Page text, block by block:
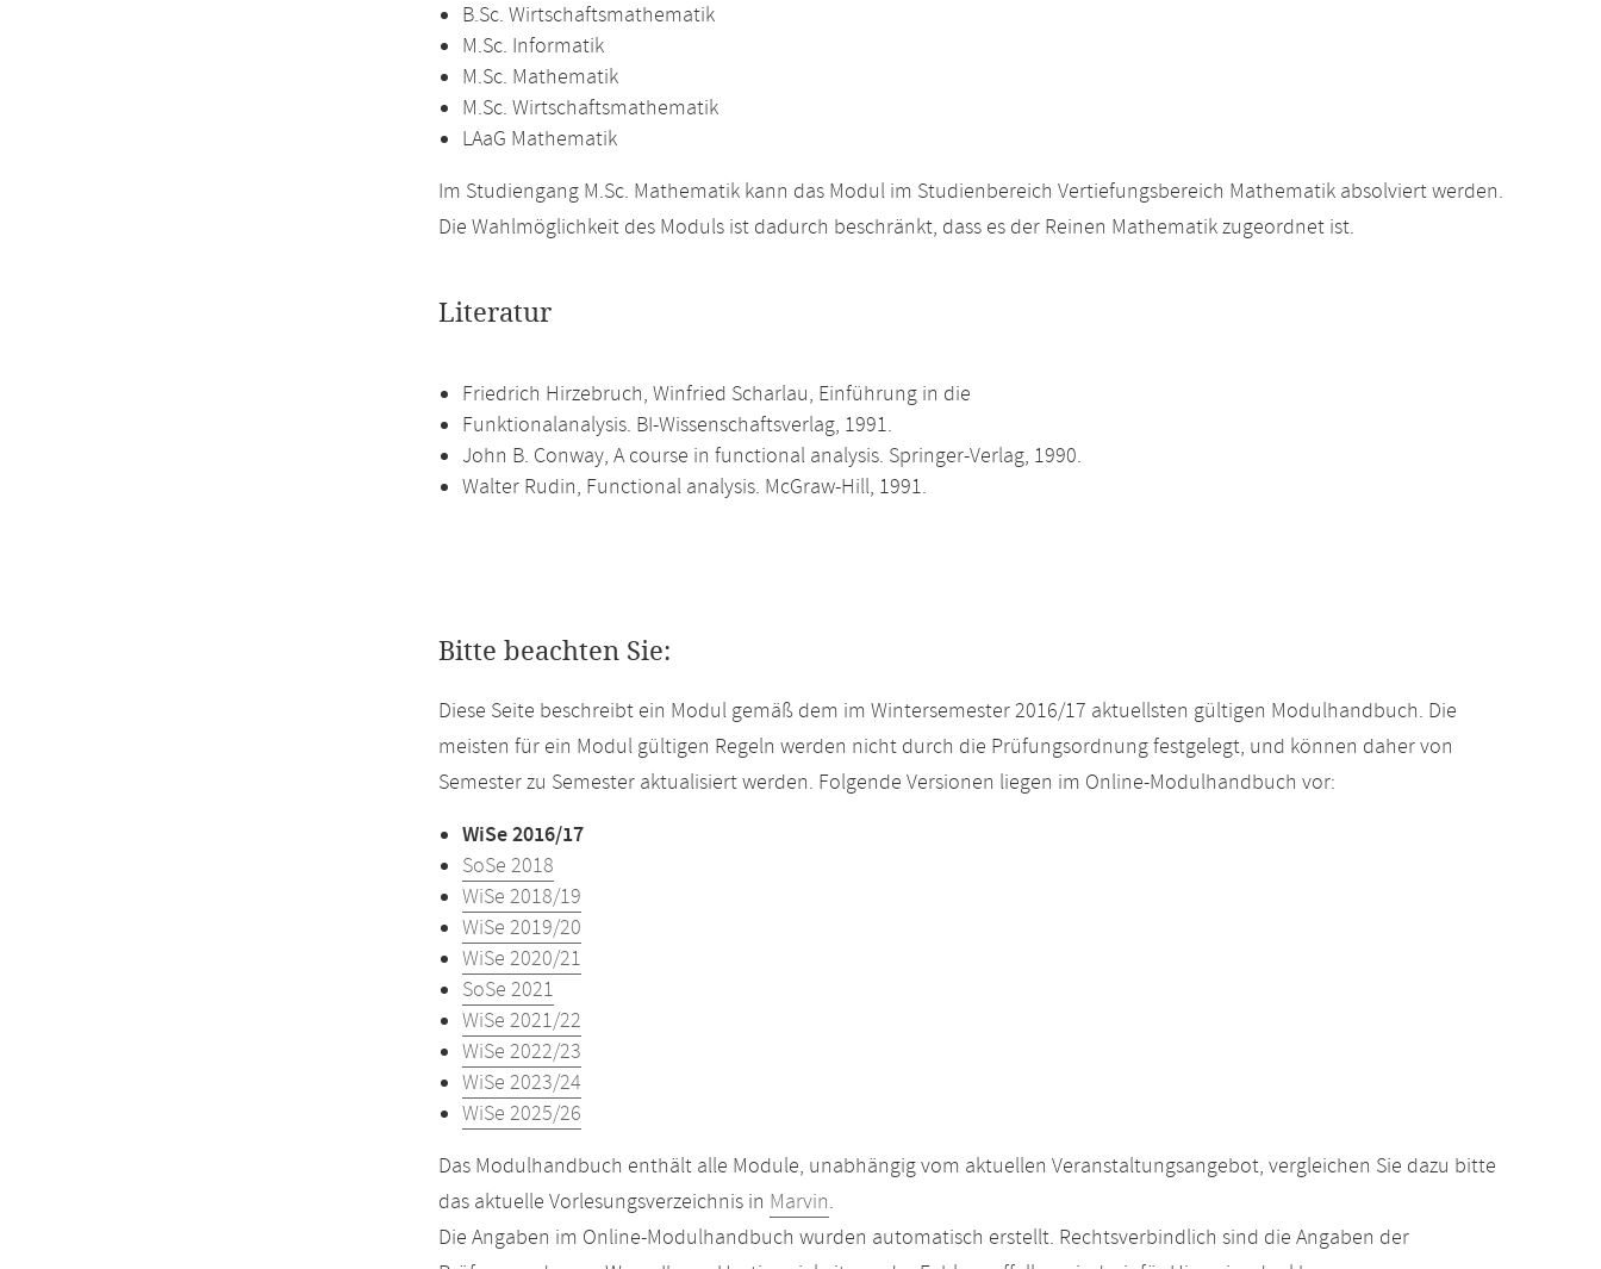
B.Sc. Wirtschaftsmathematik
M.Sc. Informatik
M.Sc. Mathematik
M.Sc. Wirtschaftsmathematik
LAaG Mathematik
Im Studiengang M.Sc. Mathematik kann das Modul im Studienbereich Vertiefungsbereich Mathematik absolviert werden.
Die Wahlmöglichkeit des Moduls ist dadurch beschränkt, dass es der Reinen Mathematik zugeordnet ist.
Literatur
Friedrich Hirzebruch, Winfried Scharlau, Einführung in die
Funktionalanalysis. BI-Wissenschaftsverlag, 1991.
John B. Conway, A course in functional analysis. Springer-Verlag, 1990.
Walter Rudin, Functional analysis. McGraw-Hill, 1991.
Bitte beachten Sie:
Diese Seite beschreibt ein Modul gemäß dem im Wintersemester 2016/17 aktuellsten gültigen Modulhandbuch. Die
meisten für ein Modul gültigen Regeln werden nicht durch die Prüfungsordnung festgelegt, und können daher von
Semester zu Semester aktualisiert werden. Folgende Versionen liegen im Online-Modulhandbuch vor:
WiSe 2016/17
SoSe 2018
WiSe 2018/19
WiSe 2019/20
WiSe 2020/21
SoSe 2021
WiSe 2021/22
WiSe 2022/23
WiSe 2023/24
WiSe 2025/26
Das Modulhandbuch enthält alle Module, unabhängig vom aktuellen Veranstaltungsangebot, vergleichen Sie dazu bitte
das aktuelle Vorlesungsverzeichnis in Marvin.
Die Angaben im Online-Modulhandbuch wurden automatisch erstellt. Rechtsverbindlich sind die Angaben der